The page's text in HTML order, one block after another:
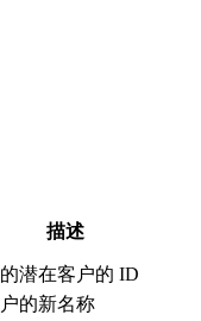
描述
潜在客户的 ID
的新名称